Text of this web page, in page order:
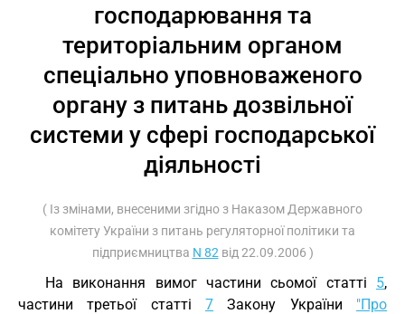
господарювання та
територіальним органом
спеціально уповноваженого
органу з питань дозвільної
системи у сфері господарської
діяльності
( Із змінами, внесеними згідно з Наказом Державного
комітету України з питань регуляторної політики та
підприємництва N 82 від 22.09.2006 )
На виконання вимог частини сьомої статті 5,
частини третьої статті 7 Закону України "Про